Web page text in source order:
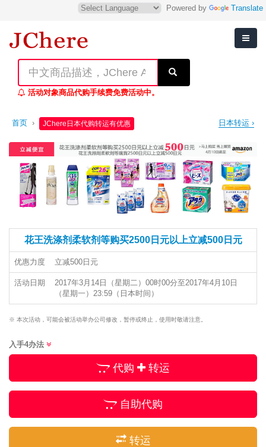
Powered by Translate
活动对象商品代购手续费免费活动中。
首页 › JChere日本代购转运有优惠 日本转运 ›
花王洗涤剂柔软剂等购买2500日元以上立减500日元
优惠力度 立减500日元
活动日期
2017年3月14日（星期二）00时00分至2017年4月10日
（星期一）23:59（日本时间）
※ 本次活动，可能会被活动举办公司修改，暂停或终止，使用时敬请注意。
入手4办法
代购 转运
自助代购
转运